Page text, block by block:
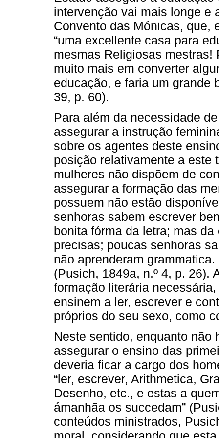
intervenção vai mais longe e
Convento das Mónicas, que,
“uma excellente casa para
mesmas Religiosas mestras!
muito mais em converter
educação, e faria um grande
39, p. 60).
Para além da necessidade
assegurar a instrução
sobre os agentes deste
posição relativamente a este
mulheres não dispõem de
assegurar a formação das
possuem não estão
senhoras sabem escrever
bonita fórma da letra; mas
precisas; poucas senhoras
não aprenderam
(Pusich, 1849a, n.º 4, p. 26).
formação literária
ensinem a ler, escrever e
próprios do seu sexo, como
Neste sentido, enquanto não
assegurar o ensino das
deveria ficar a cargo dos
“ler, escrever, Arithmetica,
Desenho, etc., e estas a
ámanhãa os succedam”
conteúdos ministrados,